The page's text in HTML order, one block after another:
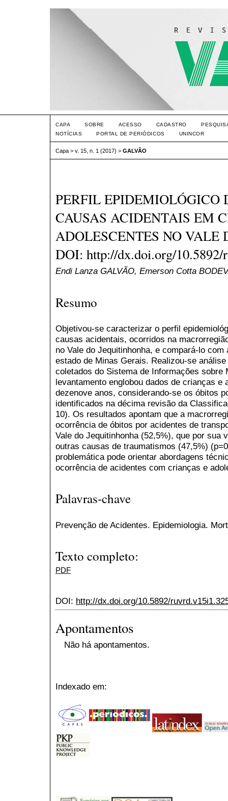
CAPA SOBRE ACESSO CADASTRO
NOTÍCIAS
PORTAL DE PERIÓDICOS UNINCOR
Capa > v. 15, n. 1 (2017) > GALVÃO
PERFIL EPIDEMIOLÓGICO
CAUSAS ACIDENTAIS EM
ADOLESCENTES NO VALE
DOI: http://dx.doi.org/
Endi Lanza GALVÃO, Emerson Cotta
Resumo
Objetivou-se caracterizar o perfil
causas acidentais, ocorridos na
no Vale do Jequitinhonha, e compará-lo
estado de Minas Gerais. Realizou-se
coletados do Sistema de Informações sobre
levantamento englobou dados de crianças e
dezenove anos, considerando-se os óbitos
identificados na décima revisão da
10). Os resultados apontam que a
ocorrência de óbitos por acidentes de
Vale do Jequitinhonha (52,5%), que por sua
outras causas de traumatismos (47,5%)
problemática pode orientar abordagens
ocorrência de acidentes com crianças e
Palavras-chave
Prevenção de Acidentes. Epidemiologia.
Texto completo:
PDF
DOI: http://dx.doi.org/10.5892/
Apontamentos
Não há apontamentos.
Indexado em: